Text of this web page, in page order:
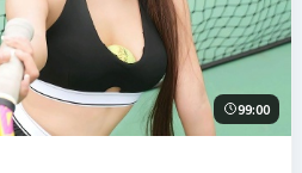
99:00